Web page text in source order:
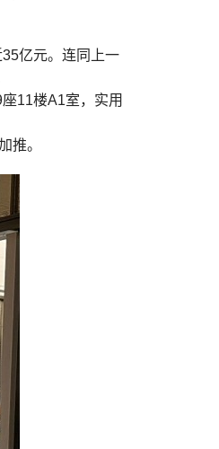
亿元。连同上一
11楼A1室，实用
推。